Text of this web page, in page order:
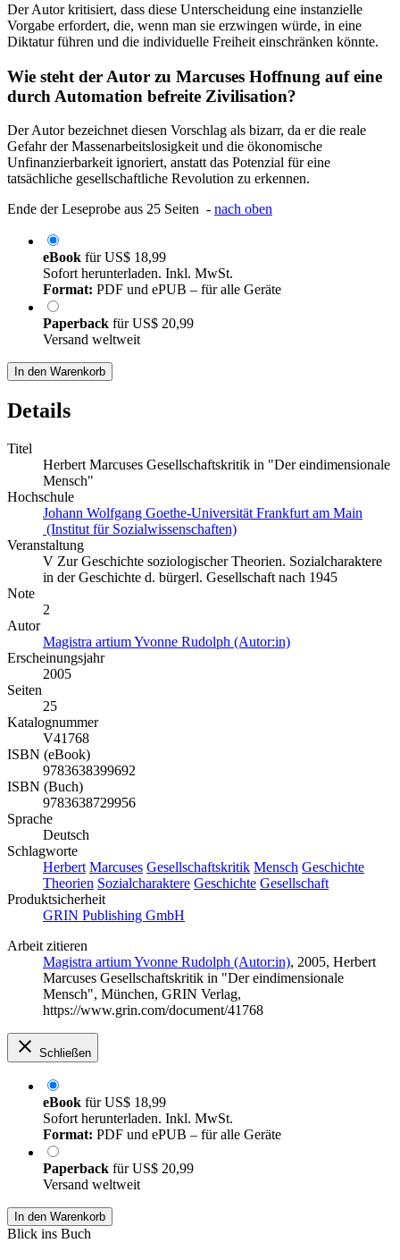
Der Autor kritisiert, dass diese Unterscheidung eine instanzielle
Vorgabe erfordert, die, wenn man sie erzwingen würde, in eine
Diktatur führen und die individuelle Freiheit einschränken könnte.
Wie steht der Autor zu Marcuses Hoffnung auf eine
durch Automation befreite Zivilisation?
Der Autor bezeichnet diesen Vorschlag als bizarr, da er die reale
Gefahr der Massenarbeitslosigkeit und die ökonomische
Unfinanzierbarkeit ignoriert, anstatt das Potenzial für eine
tatsächliche gesellschaftliche Revolution zu erkennen.
Ende der Leseprobe aus 25 Seiten - nach oben
eBook fürUS$ 18,99
Sofort herunterladen. Inkl. MwSt.
Format: PDF und ePUB – für alle Geräte
Paperback fürUS$ 20,99
Versand weltweit
In den Warenkorb
Details
Titel
Herbert Marcuses Gesellschaftskritik in "Der eindimensionale
Mensch"
Hochschule
Johann Wolfgang Goethe-Universität Frankfurt am Main
(Institut für Sozialwissenschaften)
Veranstaltung
V Zur Geschichte soziologischer Theorien. Sozialcharaktere
in der Geschichte d. bürgerl. Gesellschaft nach 1945
Note
2
Autor
Magistra artium Yvonne Rudolph (Autor:in)
Erscheinungsjahr
2005
Seiten
25
Katalognummer
V41768
ISBN (eBook)
9783638399692
ISBN (Buch)
9783638729956
Sprache
Deutsch
Schlagworte
Herbert Marcuses Gesellschaftskritik Mensch Geschichte
Theorien Sozialcharaktere Geschichte Gesellschaft
Produktsicherheit
GRIN Publishing GmbH
Arbeit zitieren
Magistra artium Yvonne Rudolph (Autor:in), 2005, Herbert
Marcuses Gesellschaftskritik in "Der eindimensionale
Mensch", München, GRIN Verlag,
https://www.grin.com/document/41768
Schließen
eBook fürUS$ 18,99
Sofort herunterladen. Inkl. MwSt.
Format: PDF und ePUB – für alle Geräte
Paperback fürUS$ 20,99
Versand weltweit
In den Warenkorb
Blick ins Buch